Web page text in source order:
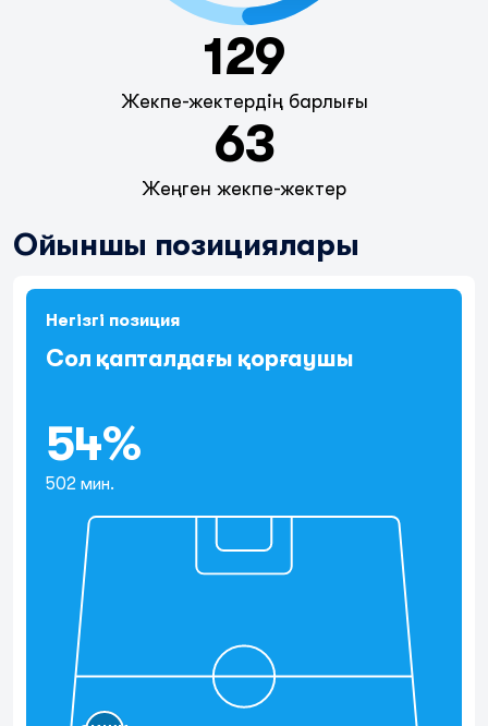
129
Жекпе-жектердің барлығы
63
Жеңген жекпе-жектер
Ойыншы позициялары
Негізгі позиция
Сол қапталдағы қорғаушы
54%
502 мин.